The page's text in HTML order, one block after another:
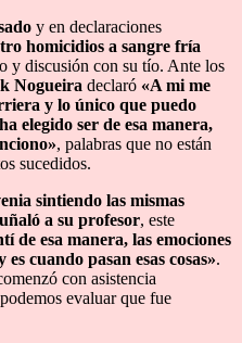
y en declaraciones
homicidios a sangre fría
y discusión con su tío. Ante los
Nogueira declaró «A mi me
y lo único que puedo
elegido ser de esa manera,
, palabras que no están
sucedidos.
sintiendo las mismas
a su profesor, este
de esa manera, las emociones
cuando pasan esas cosas».
con asistencia
evaluar que fue